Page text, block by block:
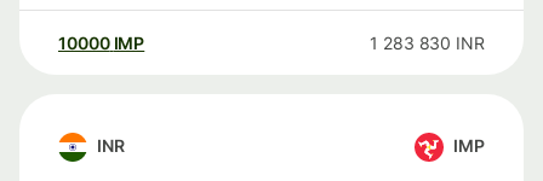
10000 IMP 1 283 830 INR
INR IMP